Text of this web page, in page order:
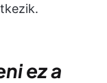
ez a